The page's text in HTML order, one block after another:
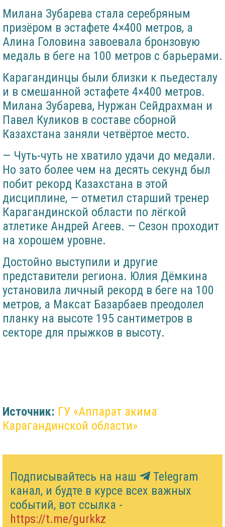
Милана Зубарева стала серебряным
призёром в эстафете 4×400 метров, а
Алина Головина завоевала бронзовую
медаль в беге на 100 метров с барьерами.
Карагандинцы были близки к пьедесталу
и в смешанной эстафете 4×400 метров.
Милана Зубарева, Нуржан Сейдрахман и
Павел Куликов в составе сборной
Казахстана заняли четвёртое место.
— Чуть-чуть не хватило удачи до медали.
Но зато более чем на десять секунд был
побит рекорд Казахстана в этой
дисциплине, — отметил старший тренер
Карагандинской области по лёгкой
атлетике Андрей Агеев. — Сезон проходит
на хорошем уровне.
Достойно выступили и другие
представители региона. Юлия Дёмкина
установила личный рекорд в беге на 100
метров, а Максат Базарбаев преодолел
планку на высоте 195 сантиметров в
секторе для прыжков в высоту.
Источник: ГУ «Аппарат акима
Карагандинской области»
Подписывайтесь на наш
Telegram
канал, и будте в курсе всех важных
событий, вот ссылка -
https://t.me/gurkkz